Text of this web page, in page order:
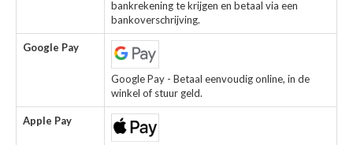
bankrekening te krijgen en betaal via een
bankoverschrijving.
Google Pay
Google Pay - Betaal eenvoudig online, in de
winkel of stuur geld.
Apple Pay